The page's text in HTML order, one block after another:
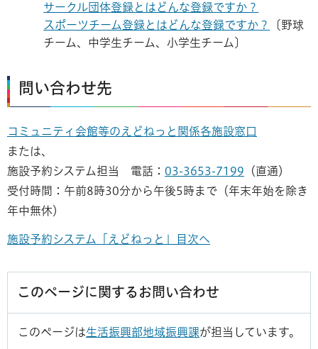
サークル団体登録とはどんな登録ですか？
スポーツチーム登録とはどんな登録ですか？
〔野球
チーム、中学生チーム、小学生チーム〕
問い合わせ先
コミュニティ会館等のえどねっと関係各施設窓口
または、
施設予約システム担当 電話： 03-3653-7199 （直通）
受付時間：午前8時30分から午後5時まで（年末年始を除き
年中無休）
施設予約システム「えどねっと」目次へ
このページに関するお問い合わせ
このページは生活振興部地域振興課が担当しています。